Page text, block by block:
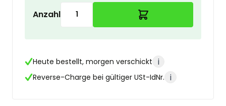
Anzahl
Heute bestellt, morgen verschickt i
Reverse-Charge bei gültiger USt-IdNr. i